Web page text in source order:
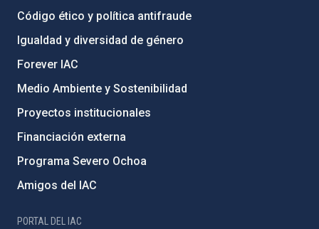
Código ético y política antifraude
Igualdad y diversidad de género
Forever IAC
Medio Ambiente y Sostenibilidad
Proyectos institucionales
Financiación externa
Programa Severo Ochoa
Amigos del IAC
PORTAL DEL IAC